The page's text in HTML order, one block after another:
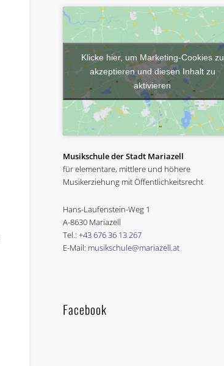
Klicke hier, um Marketing-Cookies zu
akzeptieren und diesen Inhalt zu
aktivieren
Musikschule der Stadt Mariazell
für elementare, mittlere und höhere
Musikerziehung mit Öffentlichkeitsrecht
Hans-Laufenstein-Weg 1
A-8630 Mariazell
Tel.: +43 676 36 13 267
E-Mail: musikschule@mariazell.at
Facebook